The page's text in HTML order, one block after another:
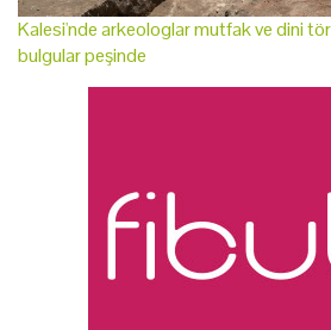
Kalesi'nde arkeologlar mutfak ve dini
bulgular peşinde